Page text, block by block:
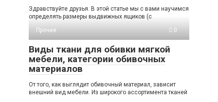
Здравствуйте друзья. В этой статье мы с вами научимся
определять размеры выдвижных ящиков (с
Прочее
0
Виды ткани для обивки мягкой
мебели, категории обивочных
материалов
От того, как выглядит обивочный материал, зависит
внешний вид мебели. Из широкого ассортимента тканей